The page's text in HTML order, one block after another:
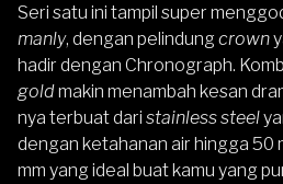
Seri satu ini tampil super
manly, dengan pelindung crown
hadir dengan Chronograph.
goldmakin menambah kesan
nya terbuat dari stainless steel
dengan ketahanan air hingga 50
mm yang ideal buat kamu yang